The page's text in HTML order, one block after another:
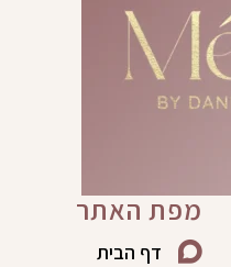
מפת האתר
דף הבית